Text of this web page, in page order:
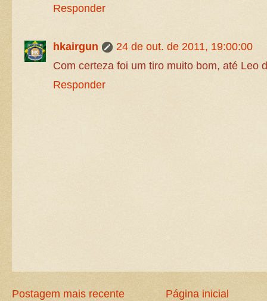
Responder
hkairgun
24 de out. de 2011, 19:00:00
Com certeza foi um tiro muito bom, até Leo
Responder
Postagem mais recente Página inicial